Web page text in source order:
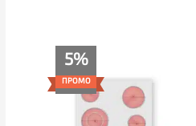
5%
ПРОМО
(733.44
е:
356.00€
(696.28
лв.).